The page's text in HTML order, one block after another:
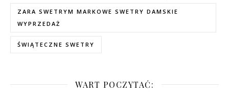
ZARA SWETRYM MARKOWE SWETRY DAMSKIE
WYPRZEDAŻ
ŚWIĄTECZNE SWETRY
WART POCZYTAĆ: